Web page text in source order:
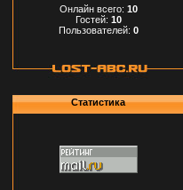
Онлайн всего: 10
Гостей: 10
Пользователей: 0
Статистика